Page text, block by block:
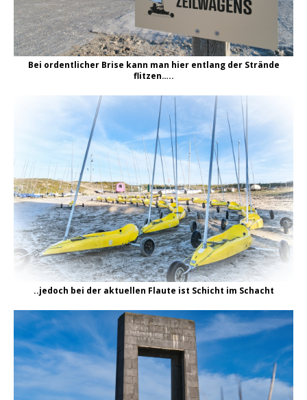
Bei ordentlicher Brise kann man hier entlang der Strände
flitzen…..
..jedoch bei der aktuellen Flaute ist Schicht im Schacht